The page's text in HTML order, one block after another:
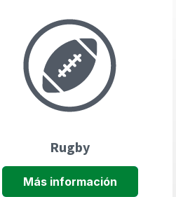
Rugby
Más información